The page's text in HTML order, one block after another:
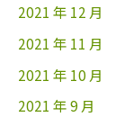
2021 年 12 月
2021 年 11 月
2021 年 10 月
2021 年 9 月